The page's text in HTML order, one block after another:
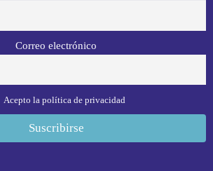
Correo electrónico
Acepto la política de privacidad